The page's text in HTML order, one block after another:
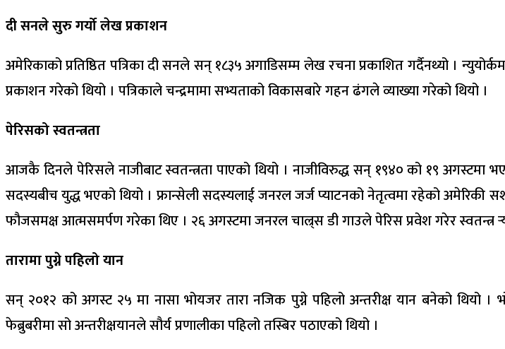
दी सनले सुरु गर्यो लेख प्रकाशन
अमेरिकाको प्रतिष्ठित पत्रिका दी सनले सन् १८३५ अगाडिसम्म लेख रचना प्रकाशित गर्दैनथ्यो ।
प्रकाशन गरेको थियो । पत्रिकाले चन्द्रमामा सभ्यताको विकासबारे गहन ढंगले व्याख्या गरेको थियो ।
पेरिसको स्वतन्त्रता
आजकै दिनले पेरिसले नाजीबाट स्वतन्त्रता पाएको थियो । नाजीविरुद्ध सन् १९४० को १९
सदस्यबीच युद्ध भएको थियो । फ्रान्सेली सदस्यलाई जनरल जर्ज प्याटनको नेतृत्वमा रहेको अमेरिकी
फौजसमक्ष आत्मसमर्पण गरेका थिए । २६ अगस्टमा जनरल चाल्र्स डी गाउले पेरिस प्रवेश गरेर स्वतन्त्र
तारामा पुग्ने पहिलो यान
सन् २०१२ को अगस्ट २५ मा नासा भोयजर तारा नजिक पुग्ने पहिलो अन्तरीक्ष यान बनेको थियो
फेब्रुबरीमा सो अन्तरीक्षयानले सौर्य प्रणालीका पहिलो तस्बिर पठाएको थियो ।